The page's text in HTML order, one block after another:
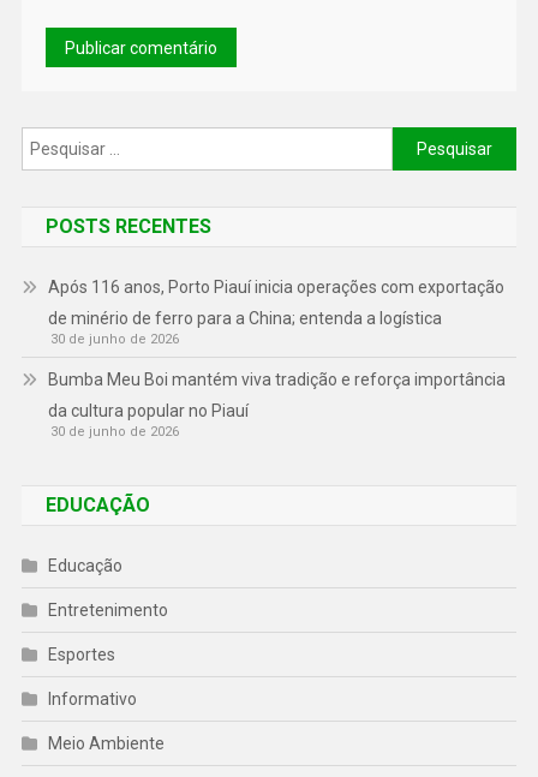
POSTS RECENTES
Após 116 anos, Porto Piauí inicia operações com exportação
de minério de ferro para a China; entenda a logística
30 de junho de 2026
Bumba Meu Boi mantém viva tradição e reforça importância
da cultura popular no Piauí
30 de junho de 2026
EDUCAÇÃO
Educação
Entretenimento
Esportes
Informativo
Meio Ambiente